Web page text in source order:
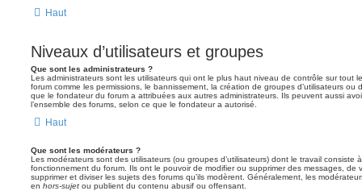
Haut
Niveaux d’utilisateurs et groupes
Que sont les administrateurs ?
Les administrateurs sont les utilisateurs qui ont le plus haut niveau de contrôle sur tout
forum comme les permissions, le bannissement, la création de groupes d’utilisateurs ou
que le fondateur du forum a attribuées aux autres administrateurs. Ils peuvent aussi
l’ensemble des forums, selon ce que le fondateur a autorisé.
Haut
Que sont les modérateurs ?
Les modérateurs sont des utilisateurs (ou groupes d’utilisateurs) dont le travail consiste
fonctionnement du forum. Ils ont le pouvoir de modifier ou supprimer des messages, de
supprimer et diviser les sujets des forums qu’ils modèrent. Généralement, les
en hors-sujet ou publient du contenu abusif ou offensant.